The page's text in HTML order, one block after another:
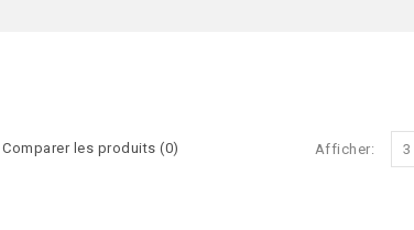
Comparer les produits (0) Afficher: 3